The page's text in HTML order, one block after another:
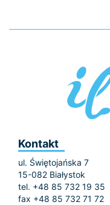
Kontakt
ul. Świętojańska 7
15-082 Białystok
tel. +48 85 732 19 35
fax +48 85 732 71 72